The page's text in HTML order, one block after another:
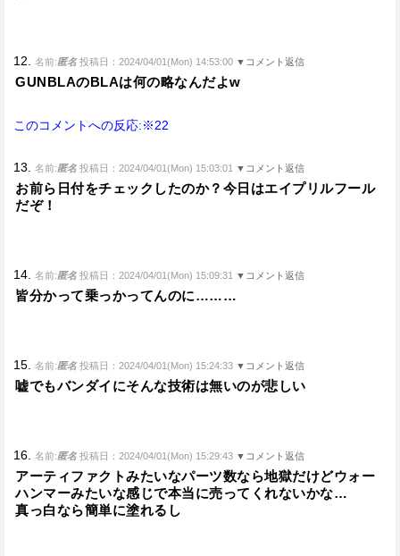
12. 名前:匿名 投稿日：2024/04/01(Mon) 14:53:00 ▼コメント返信
GUNBLAのBLAは何の略なんだよw
このコメントへの反応:※22
13. 名前:匿名 投稿日：2024/04/01(Mon) 15:03:01 ▼コメント返信
お前ら日付をチェックしたのか？今日はエイプリルフール
だぞ！
14. 名前:匿名 投稿日：2024/04/01(Mon) 15:09:31 ▼コメント返信
皆分かって乗っかってんのに………
15. 名前:匿名 投稿日：2024/04/01(Mon) 15:24:33 ▼コメント返信
嘘でもバンダイにそんな技術は無いのが悲しい
16. 名前:匿名 投稿日：2024/04/01(Mon) 15:29:43 ▼コメント返信
アーティファクトみたいなパーツ数なら地獄だけどウォー
ハンマーみたいな感じで本当に売ってくれないかな…
真っ白なら簡単に塗れるし